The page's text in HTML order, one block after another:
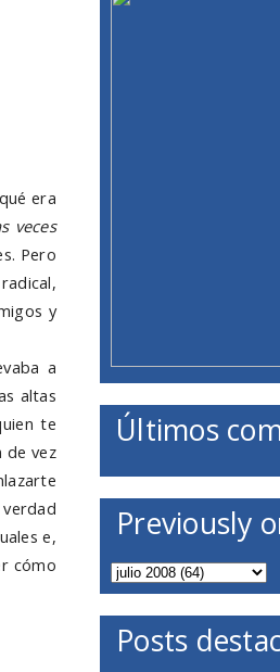
era
veces
Pero
y
a
altas
te
de vez
e,
cómo
Últimos
Previously
Posts